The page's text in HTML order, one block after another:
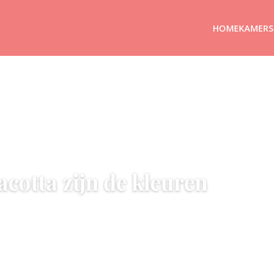
HOME
zijn de kleuren